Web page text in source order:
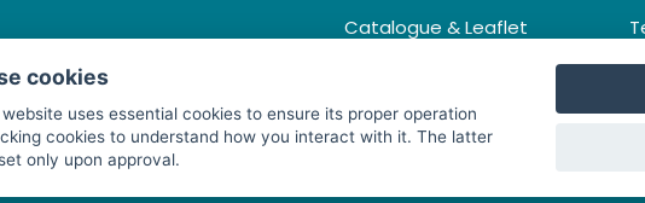
10570
Catalogue & Leaflet
Co., Ltd. All Rights Reserved
cookies
uses essential cookies to ensure its proper operation
cookies to understand how you interact with it. The latter
only upon approval.